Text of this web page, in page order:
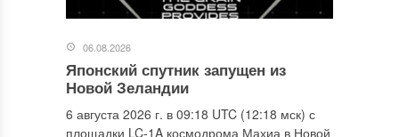
06.08.2026
Японский спутник запущен из
Новой Зеландии
6 августа 2026 г. в 09:18 UTC (12:18 мск) с
площадки LC-1A космодрома Махиа в Новой